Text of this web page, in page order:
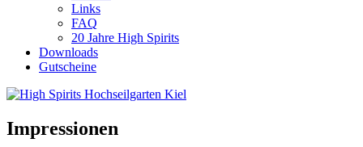
Links
FAQ
20 Jahre High Spirits
Downloads
Gutscheine
Impressionen